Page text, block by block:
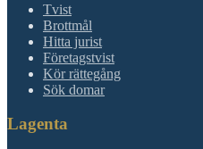
Tvist
Brottmål
Hitta jurist
Företagstvist
Kör rättegång
Sök domar
Lagenta